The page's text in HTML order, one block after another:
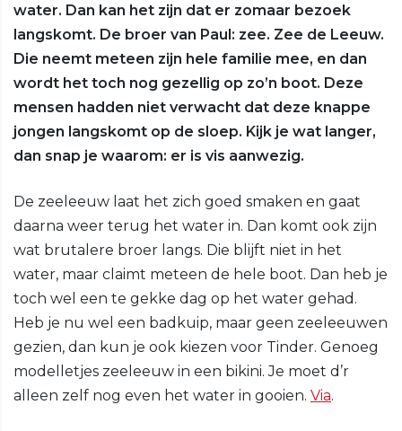
water. Dan kan het zijn dat er zomaar bezoek
langskomt. De broer van Paul: zee. Zee de Leeuw.
Die neemt meteen zijn hele familie mee, en dan
wordt het toch nog gezellig op zo’n boot. Deze
mensen hadden niet verwacht dat deze knappe
jongen langskomt op de sloep. Kijk je wat langer,
dan snap je waarom: er is vis aanwezig.
De zeeleeuw laat het zich goed smaken en gaat
daarna weer terug het water in. Dan komt ook zijn
wat brutalere broer langs. Die blijft niet in het
water, maar claimt meteen de hele boot. Dan heb je
toch wel een te gekke dag op het water gehad.
Heb je nu wel een badkuip, maar geen zeeleeuwen
gezien, dan kun je ook kiezen voor Tinder. Genoeg
modelletjes zeeleeuw in een bikini. Je moet d’r
alleen zelf nog even het water in gooien. Via.